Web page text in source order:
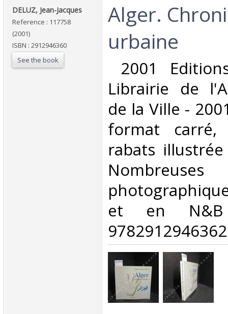
‎DELUZ, Jean-Jacques‎
Reference : 117758
(2001)
ISBN : 2912946360
See the book
‎Alger.
urbaine‎
2001
Librairie de
de la Ville -
format carré,
rabats
Nombreuses
et en
9782912946362‎